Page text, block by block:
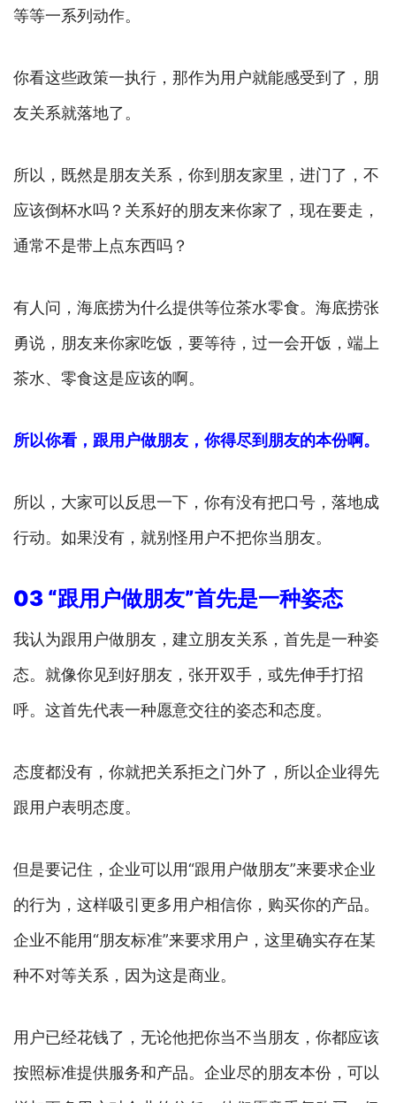
等等一系列动作。
你看这些政策一执行，那作为用户就能感受到了，朋
友关系就落地了。
所以，既然是朋友关系，你到朋友家里，进门了，不
应该倒杯水吗？关系好的朋友来你家了，现在要走，
通常不是带上点东西吗？
有人问，海底捞为什么提供等位茶水零食。海底捞张
勇说，朋友来你家吃饭，要等待，过一会开饭，端上
茶水、零食这是应该的啊。
所以你看，跟用户做朋友，你得尽到朋友的本份啊。
所以，大家可以反思一下，你有没有把口号，落地成
行动。如果没有，就别怪用户不把你当朋友。
03 “跟用户做朋友”首先是一种姿态
我认为跟用户做朋友，建立朋友关系，首先是一种姿
态。就像你见到好朋友，张开双手，或先伸手打招
呼。这首先代表一种愿意交往的姿态和态度。
态度都没有，你就把关系拒之门外了，所以企业得先
跟用户表明态度。
但是要记住，企业可以用“跟用户做朋友”来要求企业
的行为，这样吸引更多用户相信你，购买你的产品。
企业不能用“朋友标准”来要求用户，这里确实存在某
种不对等关系，因为这是商业。
用户已经花钱了，无论他把你当不当朋友，你都应该
按照标准提供服务和产品。企业尽的朋友本份，可以